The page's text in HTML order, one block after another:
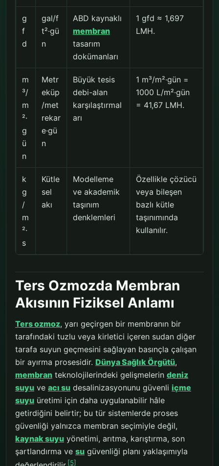
g
f
d
gal/f
t²·gü
n
ABD kaynaklı
membran
tasarım
dokümanları
1 gfd ≈ 1,697
LMH.
m
³/
m
²·
g
ü
n
Metr
eküp
/met
rekar
e·gü
n
Büyük tesis
debi-alan
karşılaştırmal
arı
1 m³/m²·gün =
1000 L/m²·gün
= 41,67 LMH.
k
g
/
m
²·
s
Kütle
sel
akı
Modelleme
ve akademik
taşınım
denklemleri
Özellikle çözücü
veya bileşen
bazlı kütle
taşınımında
kullanılır.
Ters Ozmozda Membran
Akısının Fiziksel Anlamı
Ters ozmoz, yarı geçirgen bir membranın bir
tarafındaki tuzlu veya kirletici içeren sudan diğer
tarafa suyun geçmesini sağlayan basınçla çalışan
bir ayırma prosesidir. Dünya Sağlık Örgütü,
membran teknolojilerindeki gelişmelerin deniz
suyu ve acı su desalinizasyonunu güvenli içme
suyu üretimi için daha uygulanabilir hâle
getirdiğini belirtir; bu tür sistemlerde proses
güvenliği yalnızca membran seçimiyle değil,
kaynak suyu yönetimi, arıtma, karıştırma, son
şartlandırma ve su güvenliği planı yaklaşımıyla
[5]